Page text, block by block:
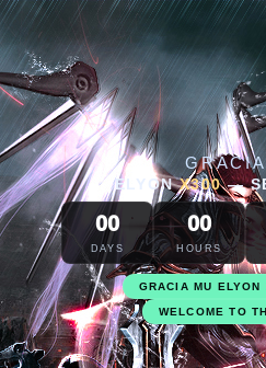
ELYONX300—
00
DAYS
00
HOURS
GRACIA MU
WELCOME TO